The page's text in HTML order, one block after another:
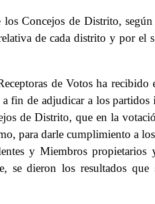
Concejos de Distrito,
de cada distrito y por el
de Votos ha
fin de adjudicar a los
de Distrito, que en la
para darle cumplimiento a
y Miembros propietarios
dieron los resultados que